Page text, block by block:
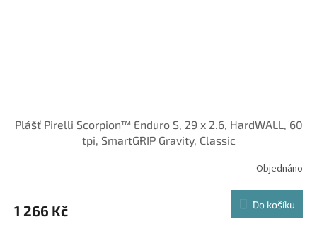
Plášť Pirelli Scorpion™ Enduro S, 29 x 2.6, HardWALL, 60
tpi, SmartGRIP Gravity, Classic
Objednáno
1 266 Kč Do košíku